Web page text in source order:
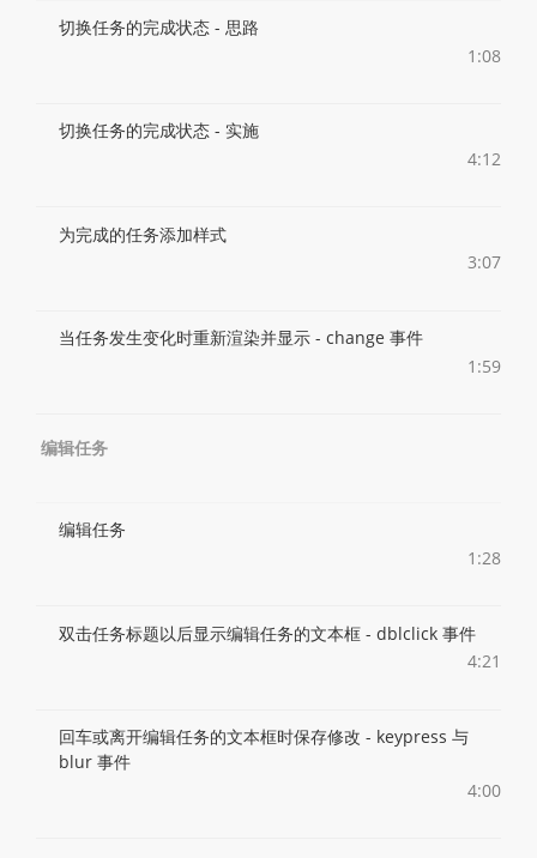
切换任务的完成状态 - 思路
1:08
切换任务的完成状态 - 实施
4:12
为完成的任务添加样式
3:07
当任务发生变化时重新渲染并显示 - change 事件
1:59
编辑任务
编辑任务
1:28
双击任务标题以后显示编辑任务的文本框 - dblclick 事件
4:21
回车或离开编辑任务的文本框时保存修改 - keypress 与
blur 事件
4:00